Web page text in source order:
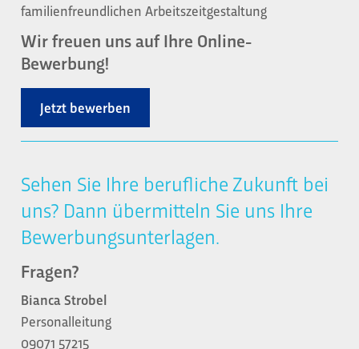
familienfreundlichen Arbeitszeitgestaltung
Wir freuen uns auf Ihre Online-
Bewerbung!
Jetzt bewerben
Sehen Sie Ihre berufliche Zukunft bei
uns? Dann übermitteln Sie uns Ihre
Bewerbungsunterlagen.
Fragen?
Bianca Strobel
Personalleitung
09071 57215